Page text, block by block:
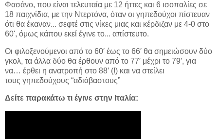
Φασάνο, που είναι τελευταία με 12 ήττες και 6 ισοπαλίες σε
18 παιχνίδια, με την Ντερτόνα, όταν οι γηπεδούχοι πίστευαν
ότι θα έκαναν... σεφτέ στις νίκες μιας και κέρδιζαν με 4-0 στο
60', όμως κάπου εκεί έγινε το... απίστευτο.
Οι φιλοξενούμενοι από το 60′ έως το 66′ θα σημειώσουν δύο
γκολ, τα άλλα δύο θα έρθουν από το 77′ μέχρι το 79′, για
να… έρθει η ανατροπή στο 88′ (!) και να στείλει
τους γηπεδούχους “αδιάβαστους”
Δείτε παρακάτω τι έγινε στην Ιταλία: